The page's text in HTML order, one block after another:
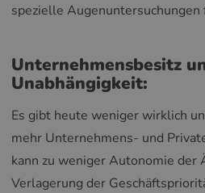
spezielle Augenuntersuchungen
Unternehmensbesitz
Unabhängigkeit:
Es gibt heute weniger wirklich
mehr Unternehmens- und
kann zu weniger Autonomie der
Verlagerung der